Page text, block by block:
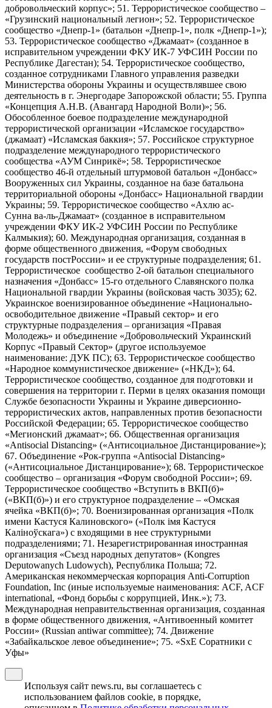
добровольческий корпус»; 51. Террористическое сообщество –
«Грузинский национальный легион»; 52. Террористическое
сообщество «Днепр-1» (батальон «Днепр-1», полк «Днепр-1»);
53. Террористическое сообщество «Джамаат» (созданное в
исправительном учреждении ФКУ ИК-7 УФСИН России по
Республике Дагестан); 54. Террористическое сообщество,
созданное сотрудниками Главного управления разведки
Министерства обороны Украины и осуществлявшее свою
деятельность в г. Энергодаре Запорожской области; 55. Группа
«Концепция А.Н.В. (Авангард Народной Воли)»; 56.
Обособленное боевое подразделение международной
террористической организации «Исламское государство»
(джамаат) «Исламская баккия»; 57. Российское структурное
подразделение международного террористического
сообщества «АУМ Синрикё»; 58. Террористическое
сообщество 46-й отдельный штурмовой батальон «Донбасс»
Вооруженных сил Украины, созданное на базе батальона
территориальной обороны «Донбасс» Национальной гвардии
Украины; 59. Террористическое сообщество «Ахлю ас-
Сунна ва-ль-Джамаат» (созданное в исправительном
учреждении ФКУ ИК-2 УФСИН России по Республике
Калмыкия); 60. Международная организация, созданная в
форме общественного движения, «Форум свободных
государств постРоссии» и ее структурные подразделения; 61.
Террористическое сообщество 2-ой батальон специального
назначения «Донбасс» 15-го отдельного Славянского полка
Национальной гвардии Украины (войсковая часть 3035); 62.
Украинское военизированное объединение «Национально-
освободительное движение «Правый сектор» и его
структурные подразделения – организация «Правая
Молодежь» и объединение «Добровольческий Украинский
Корпус «Правый Сектор» (другое используемое
наименование: ДУК ПС); 63. Террористическое сообщество
«Народное коммунистическое движение» («НКД»); 64.
Террористическое сообщество, созданное для подготовки и
совершения на территории г. Перми в целях оказания помощи
Службе безопасности Украины и Украине диверсионно-
террористических актов, направленных против безопасности
Российской Федерации; 65. Террористическое сообщество
«Мегионский джамаат»; 66. Общественная организация
«Antisocial Distancing» («Антисоциальное Дистанцирование»);
67. Объединение «Рок-группа «Antisocial Distancing»
(«Антисоциальное Дистанцирование»); 68. Террористическое
сообщество – организация «Форум свободной России»; 69.
Террористическое сообщество «Вступить в ВКП(б)»
(«ВКП(б)») и его структурное подразделение – «Омская
ячейка «ВКП(б)»; 70. Военизированная организация «Полк
имени Кастуся Калиновского» («Полк iмя Кастуся
Калiноўскага») с входящими в нее структурными
подразделениями; 71. Незарегистрированная иностранная
организация «Съезд народных депутатов» (Kongres
Deputowanych Ludowych), Республика Польша; 72.
Американская некоммерческая корпорация Anti-Corruption
Foundation, Inc (иные используемые наименования: ACF, ACF
international, «Фонд борьбы с коррупцией, Инк.»); 73.
Международная неправительственная организация, созданная
в форме общественного движения, «Антивоенный комитет
России» (Russian antiwar committee); 74. Движение
«Забайкальское левое объединение»; 75. «SxE Соратники с
Уфы»
Используя сайт news.ru, вы соглашаетесь с
использованием файлов cookie, в порядке,